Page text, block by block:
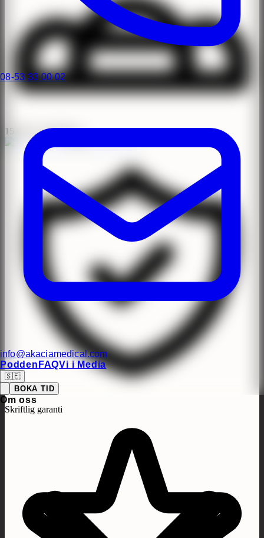
08-53 33 00 02
info@akaciamedical.com
Podden FAQVi i Media
🇸🇪
BOKA TID
Om oss
15.000+ operationer
Skriftlig garanti